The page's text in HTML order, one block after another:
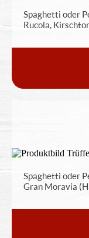
Spaghetti oder
Rucola,
Spaghetti oder
Gran Moravia